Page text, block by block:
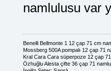
namlulusu var
Benelli Bellmonte 1 12 çap 71 cm
Mossberg 500A pompalı 12 çap 71
Kral Cara Cara süperpoze 12 çap
Özhuğlu Alesta çifte 36 çap 71 namlu